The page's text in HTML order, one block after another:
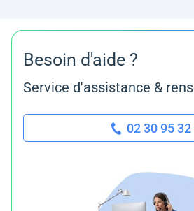
Besoin d'aide ?
Service d'assistance &
02 30 95 32